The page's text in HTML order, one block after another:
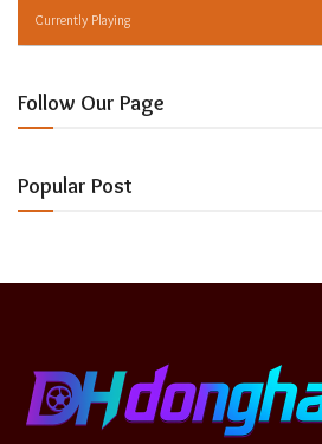
Currently Playing
Follow Our Page
Popular Post